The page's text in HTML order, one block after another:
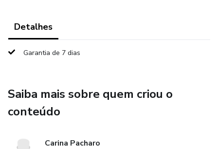
Detalhes
Garantia de 7 dias
Saiba mais sobre quem criou o
conteúdo
Carina Pacharo